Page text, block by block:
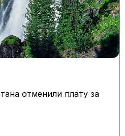
отменили плату за